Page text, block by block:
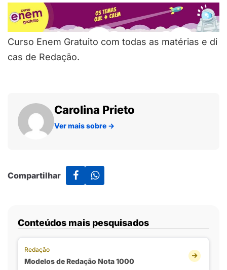
Curso Enem Gratuito com todas as matérias e di
cas de Redação.
Carolina Prieto
Ver mais sobre →
Compartilhar
Conteúdos mais pesquisados
Redação
Modelos de Redação Nota 1000